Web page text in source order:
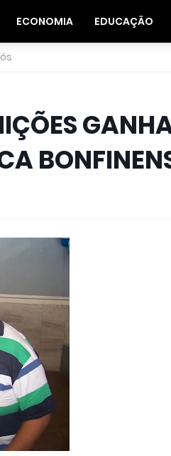
ECONOMIA EDUCAÇÃO